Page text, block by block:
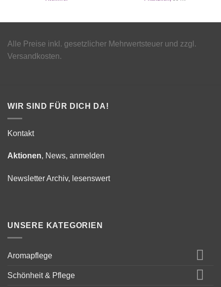
Alle Preise inkl. gesetzlicher Mehrwertsteuer und zzgl.
Versandkosten.
WIR SIND FÜR DICH DA!
Kontakt
Aktionen, News, anmelden
Newsletter Archiv, lesenswert
UNSERE KATEGORIEN
Aromapflege
Schönheit & Pflege